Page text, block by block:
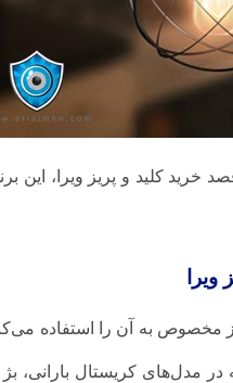
خرید کلید و پریز ویرا، این
ویرا
مخصوص به آن را استفاده
مدل‌های کریستال بارانی، بژ